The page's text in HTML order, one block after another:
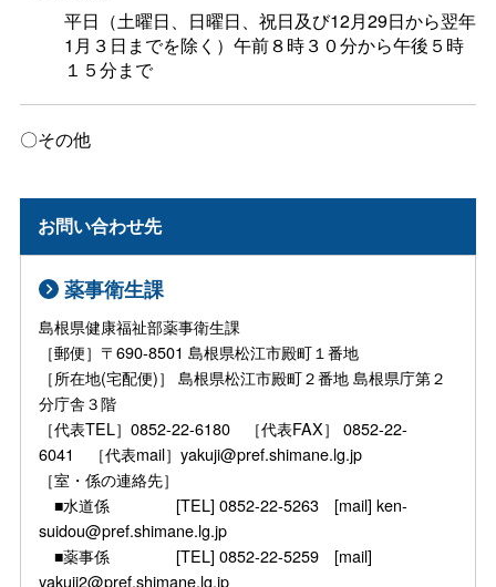
平日（土曜日、日曜日、祝日及び12月29日から翌年
1月３日までを除く）午前８時３０分から午後５時
１５分まで
〇その他
お問い合わせ先
薬事衛生課
島根県健康福祉部薬事衛生課
［郵便］〒690-8501 島根県松江市殿町１番地
［所在地(宅配便)］ 島根県松江市殿町２番地 島根県庁第２
分庁舎３階
［代表TEL］0852-22-6180 ［代表FAX］ 0852-22-
6041 ［代表mail］yakuji@pref.shimane.lg.jp
［室・係の連絡先］
■水道係 [TEL] 0852-22-5263 [mail] ken-
suidou@pref.shimane.lg.jp
■薬事係 [TEL] 0852-22-5259 [mail]
yakuji2@pref.shimane.lg.jp